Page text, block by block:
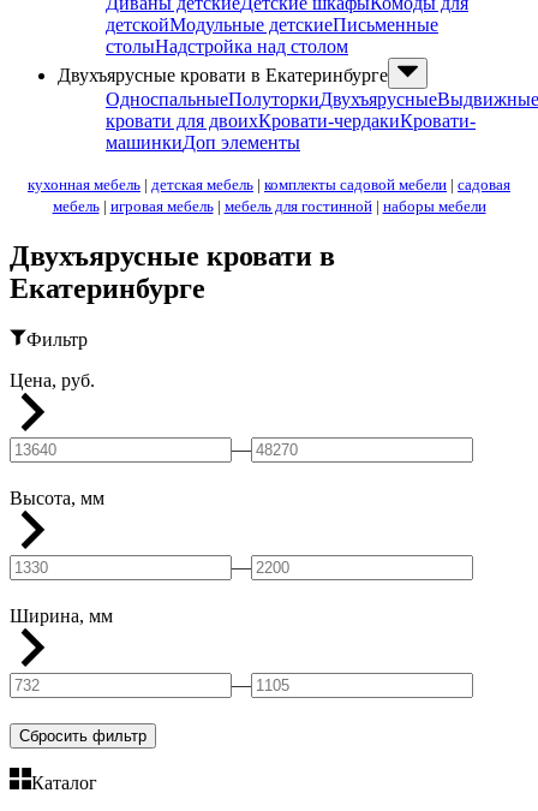
детскойМодульные детскиеПисьменные
столыНадстройка над столом
Двухъярусные кровати в Екатеринбурге
ОдноспальныеПолуторкиДвухъярусныеВыдвижные
кровати для двоихКровати-чердакиКровати-
машинкиДоп элементы
кухонная мебель | детская мебель | комплекты садовой мебели | садовая
мебель| игровая мебель| мебель для гостинной| наборы мебели
Двухъярусные кровати в
Екатеринбурге
Фильтр
Цена, руб.
—
Высота, мм
—
Ширина, мм
—
Сбросить фильтр
Каталог